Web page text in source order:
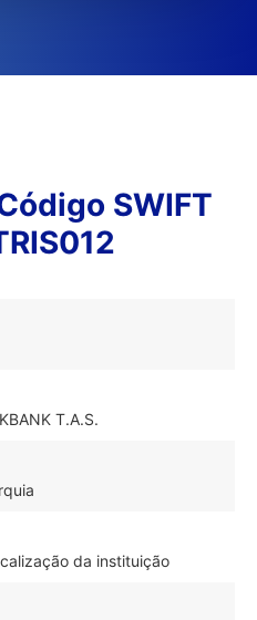
SWIFT
T.A.S.
da instituição